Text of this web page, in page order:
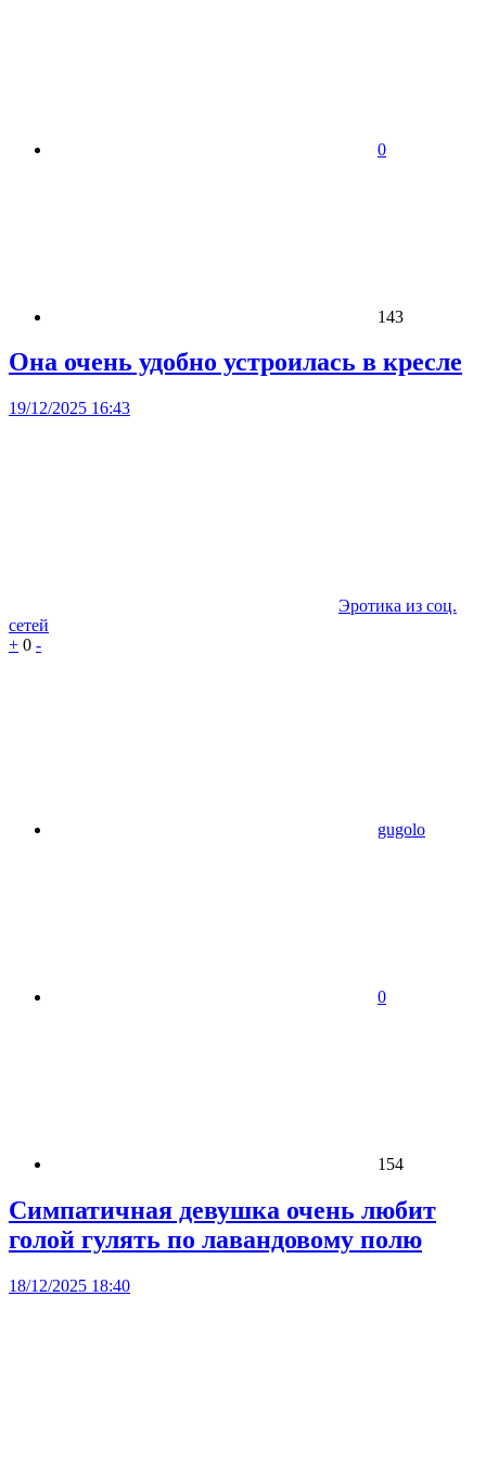
0
143
Она очень удобно устроилась в кресле
19/12/2025 16:43
Эротика из соц.
сетей
+ 0 -
gugolo
0
154
Симпатичная девушка очень любит
голой гулять по лавандовому полю
18/12/2025 18:40